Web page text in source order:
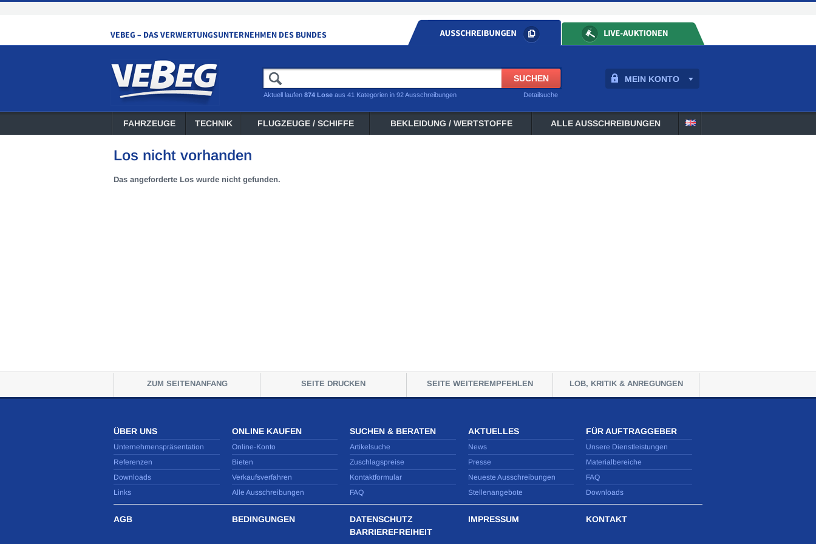
MEIN KONTO
Detailsuche
Aktuell laufen 874 Lose aus 41 Kategorien in 92 Ausschreibungen
FAHRZEUGE TECHNIK FLUGZEUGE / SCHIFFE BEKLEIDUNG / WERTSTOFFE ALLE AUSSCHREIBUNGEN
Los nicht vorhanden
Das angeforderte Los wurde nicht gefunden.
ZUM SEITENANFANG SEITE DRUCKEN SEITE WEITEREMPFEHLEN LOB, KRITIK & ANREGUNGEN
ÜBER UNS
Unternehmenspräsentation
Referenzen
Downloads
Links
ONLINE KAUFEN
Online-Konto
Bieten
Verkaufsverfahren
Alle Ausschreibungen
SUCHEN & BERATEN
Artikelsuche
Zuschlagspreise
Kontaktformular
FAQ
AKTUELLES
News
Presse
Neueste Ausschreibungen
Stellenangebote
FÜR AUFTRAGGEBER
Unsere Dienstleistungen
Materialbereiche
FAQ
Downloads
AGB BEDINGUNGEN
DATENSCHUTZ
BARRIEREFREIHEIT
IMPRESSUM KONTAKT